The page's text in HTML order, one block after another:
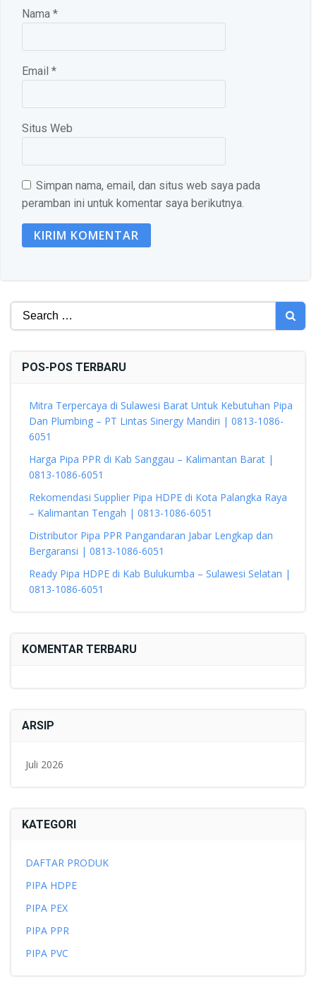
Nama *
Email *
Situs Web
Simpan nama, email, dan situs web saya pada
peramban ini untuk komentar saya berikutnya.
Search
POS-POS TERBARU
Mitra Terpercaya di Sulawesi Barat Untuk Kebutuhan Pipa
Dan Plumbing – PT Lintas Sinergy Mandiri | 0813-1086-
6051
Harga Pipa PPR di Kab Sanggau – Kalimantan Barat |
0813-1086-6051
Rekomendasi Supplier Pipa HDPE di Kota Palangka Raya
– Kalimantan Tengah | 0813-1086-6051
Distributor Pipa PPR Pangandaran Jabar Lengkap dan
Bergaransi | 0813-1086-6051
Ready Pipa HDPE di Kab Bulukumba – Sulawesi Selatan |
0813-1086-6051
KOMENTAR TERBARU
ARSIP
Juli 2026
KATEGORI
DAFTAR PRODUK
PIPA HDPE
PIPA PEX
PIPA PPR
PIPA PVC